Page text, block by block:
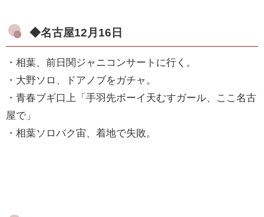
◆名古屋12月16日
・相葉、前日関ジャニコンサートに行く。
・大野ソロ、ドアノブをガチャ。
・青春ブギ口上「手羽先ボーイ天むすガール、ここ名古
屋で」
・相葉ソロバク宙、着地で失敗。